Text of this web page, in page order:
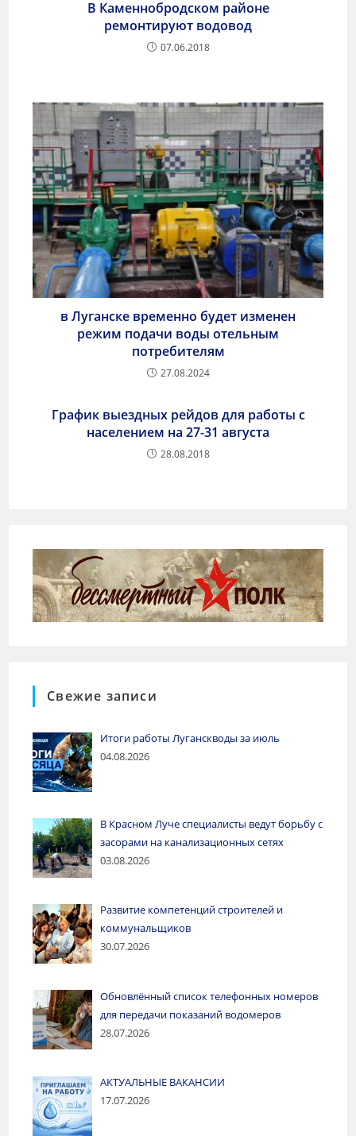
В Каменнобродском районе
ремонтируют водовод
07.06.2018
в Луганске временно будет изменен
режим подачи воды отельным
потребителям
27.08.2024
График выездных рейдов для работы с
населением на 27-31 августа
28.08.2018
Свежие записи
Итоги работы Луганскводы за июль
04.08.2026
В Красном Луче специалисты ведут борьбу с
засорами на канализационных сетях
03.08.2026
Развитие компетенций строителей и
коммунальщиков
30.07.2026
Обновлённый список телефонных номеров
для передачи показаний водомеров
28.07.2026
АКТУАЛЬНЫЕ ВАКАНСИИ
17.07.2026